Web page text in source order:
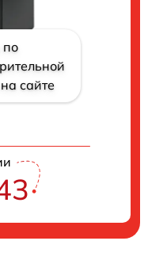
по
сайте